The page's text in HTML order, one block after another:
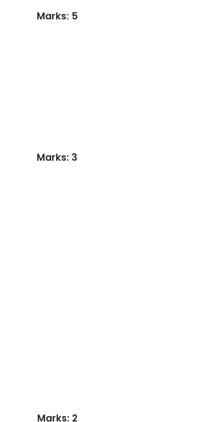
Marks: 5
Marks: 3
Marks: 2